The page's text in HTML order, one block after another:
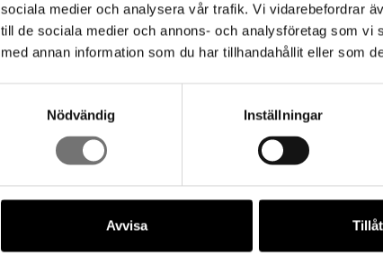
sociala medier och analysera vår trafik. Vi vidarebefordrar
till de sociala medier och annons- och analysföretag som
med annan information som du har tillhandahållit eller som
Nödvändig
Inställningar
Avvisa